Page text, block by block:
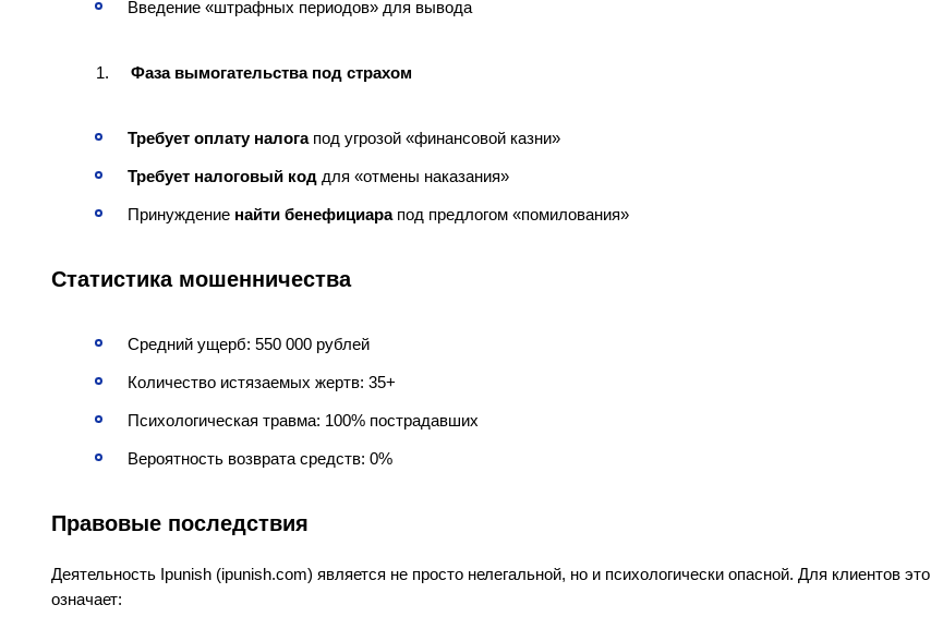
Введение «штрафных периодов» для вывода
Фаза вымогательства под страхом
Требует оплату налогапод угрозой «финансовой казни»
Требует налоговый код для «отмены наказания»
Принуждение найти бенефициарапод предлогом «помилования»
Статистика мошенничества
Средний ущерб: 550 000 рублей
Количество истязаемых жертв: 35+
Психологическая травма: 100% пострадавших
Вероятность возврата средств: 0%
Правовые последствия
Деятельность Ipunish (ipunish.com) является не просто нелегальной, но и психологически опасной. Для клиентов это
означает: